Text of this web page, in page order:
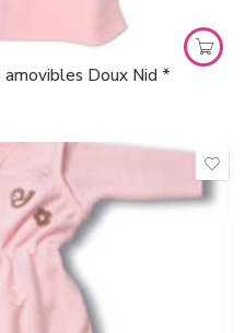
amovibles Doux Nid *